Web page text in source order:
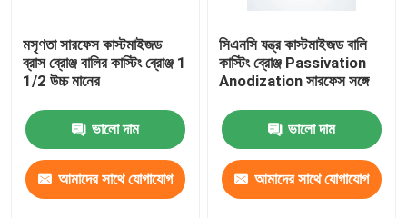
ব্রোঞ্জ ইনগট
পিতল, তামা, দস্তার সংমিশ্রনে তৈরী রড
ব্রোঞ্জ রড
মসৃণতা সারফেস কাস্টমাইজড
ব্রাস ব্রোঞ্জ বালির কাস্টিং ব্রোঞ্জ 1
1/2 উচ্চ মানের
ভালো দাম
আমাদের সাথে যোগাযোগ
সিএনসি যন্ত্র কাস্টমাইজড বালি
কাস্টিং ব্রোঞ্জ Passivation
Anodization সারফেস সঙ্গে
ভালো দাম
আমাদের সাথে যোগাযোগ